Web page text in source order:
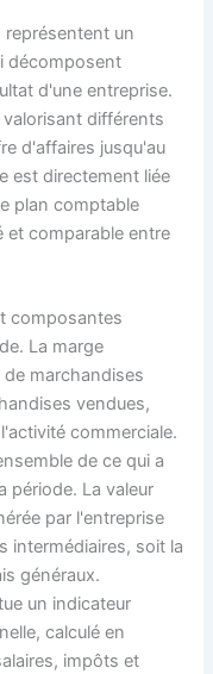
représentent un
décomposent
d'une entreprise.
différents
d'affaires jusqu'au
est directement liée
plan comptable
et comparable entre
composantes
La marge
marchandises
vendues,
commerciale.
de ce qui a
période. La valeur
par l'entreprise
intermédiaires, soit la
généraux.
un indicateur
calculé en
impôts et